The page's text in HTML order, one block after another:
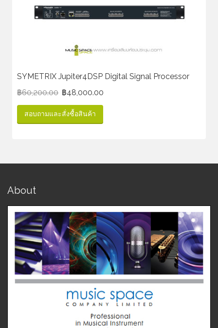
SYMETRIX Jupiter4DSP Digital Signal Processor
฿60,200.00 ฿48,000.00
สอบถามและสั่งซื้อสินค้า
About